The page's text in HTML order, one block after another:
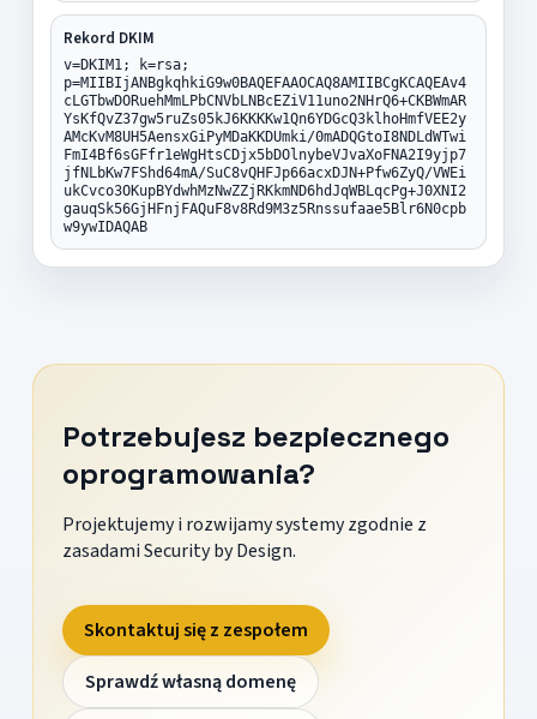
Rekord DKIM
v=DKIM1; k=rsa;
p=MIIBIjANBgkqhkiG9w0BAQEFAAOCAQ8AMIIBCgKCAQEAv4
cLGTbwDORuehMmLPbCNVbLNBcEZiV11uno2NHrQ6+CKBWmAR
YsKfQvZ37gw5ruZs05kJ6KKKKw1Qn6YDGcQ3klhoHmfVEE2y
AMcKvM8UH5AensxGiPyMDaKKDUmki/0mADQGtoI8NDLdWTwi
FmI4Bf6sGFfr1eWgHtsCDjx5bDOlnybeVJvaXoFNA2I9yjp7
jfNLbKw7FShd64mA/SuC8vQHFJp66acxDJN+Pfw6ZyQ/VWEi
ukCvco3OKupBYdwhMzNwZZjRKkmND6hdJqWBLqcPg+J0XNI2
gauqSk56GjHFnjFAQuF8v8Rd9M3z5Rnssufaae5Blr6N0cpb
w9ywIDAQAB
Potrzebujesz bezpiecznego
oprogramowania?
Projektujemy i rozwijamy systemy zgodnie z
zasadami Security by Design.
Skontaktuj się z zespołem
Sprawdź własną domenę